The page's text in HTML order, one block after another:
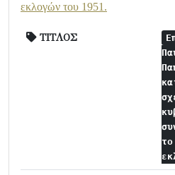
εκλογών του 1951.
ΤΙΤΛΟΣ